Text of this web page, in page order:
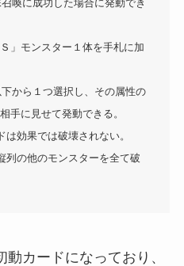
喚に成功した場合に発動でき
」モンスター１体を手札に加
から１つ選択し、その属性の
手に見せて発動できる。
効果では破壊されない。
列の他のモンスターを全て破
動カードになっており、